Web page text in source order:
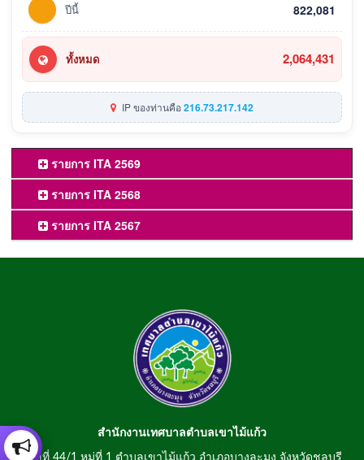
ปีนี้ 822,081
ทั้งหมด 2,064,431
IP ของท่านคือ216.73.217.142
รายการ ITA 2569
รายการ ITA 2568
รายการ ITA 2567
สำนักงานเทศบาลตำบลเขาไม้แก้ว
เลขที่ 44/1 หมู่ที่ 1 ตำบลเขาไม้แก้ว อำเภอบางละมุง จังหวัดชลบุรี